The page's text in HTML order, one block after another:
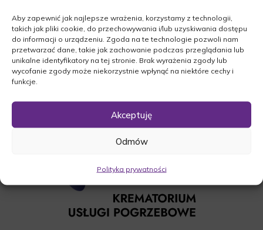
Aby zapewnić jak najlepsze wrażenia, korzystamy z technologii,
takich jak pliki cookie, do przechowywania i/lub uzyskiwania dostępu
do informacji o urządzeniu. Zgoda na te technologie pozwoli nam
przetwarzać dane, takie jak zachowanie podczas przeglądania lub
unikalne identyfikatory na tej stronie. Brak wyrażenia zgody lub
wycofanie zgody może niekorzystnie wpłynąć na niektóre cechy i
funkcje.
Akceptuję
Odmów
Polityka prywatności
której nastąpi odprowadzenie zmarłej na miejsce
wiecznego spoczynku.
O czym zawiadamia pogrążona w smutku
Rodzina.